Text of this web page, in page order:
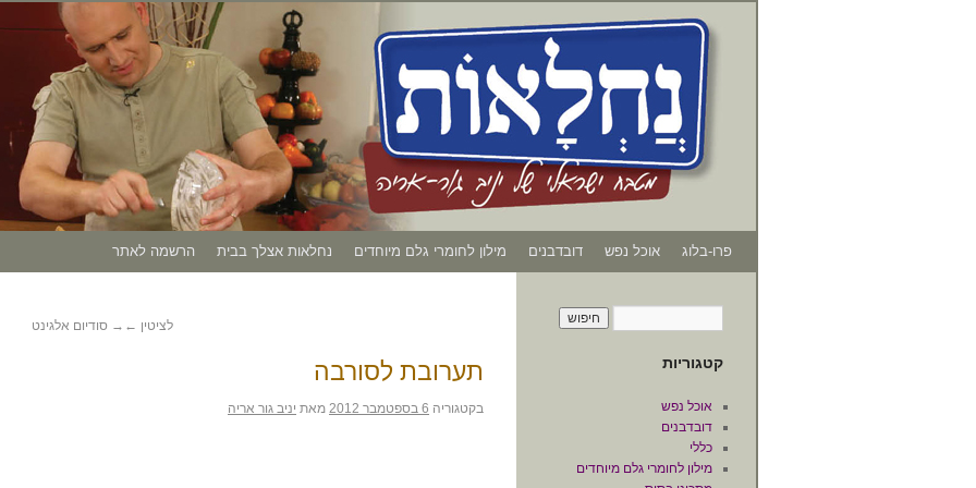
פרו-בלוג אוכל נפש דובדבנים מילון לחומרי גלם מיוחדים נחלאות אצלך בבית הרשמה לאתר
→ סודיום אלגינט לציטין ←
תערובת לסורבה
בקטגוריה 6 בספטמבר 2012 מאת יניב גור אריה
קטגוריות
אוכל נפש
דובדבנים
כללי
מילון לחומרי גלם מיוחדים